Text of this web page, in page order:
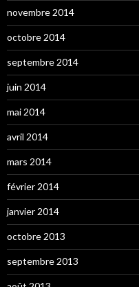
novembre 2014
octobre 2014
septembre 2014
juin 2014
mai 2014
avril 2014
mars 2014
février 2014
janvier 2014
octobre 2013
septembre 2013